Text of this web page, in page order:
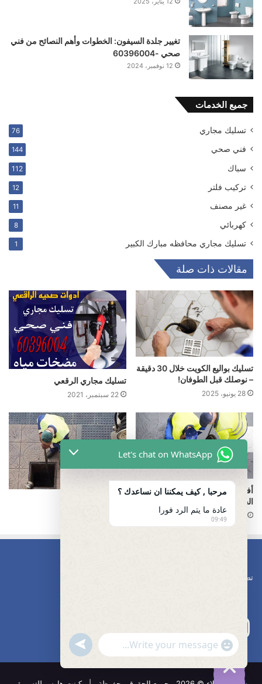
تغيير جلدة السيفون: الخطوات وأهم النصائح من فني
صحي -60396004
12 نوفمبر، 2024
جميع الخدمات
تسليك مجاري 76
فني صحي 144
سباك 112
ترکیب فلتر 12
غير مصنف 11
كهربائي 8
تسليك مجاري محافظه مبارك الكبير 1
مقالات ذات صلة
تسليك بواليع الكويت خلال 30 دقيقة
– نوصلك قبل الطوفان!
28 يونيو، 2025
تسليك مجاري الرقعي
22 سبتمبر، 2021
أفضل شركة تسليك مجاري
الحمامات أسرع خدمة
تصليح مضخات
Let's chat on WhatsApp
مرحبا , كيف يمكننا ان نساعدك ؟
عادة ما يتم الرد فورا
09:49
"+chaty_settings.lang.emoji_picker+"
WhatsApp
undefined